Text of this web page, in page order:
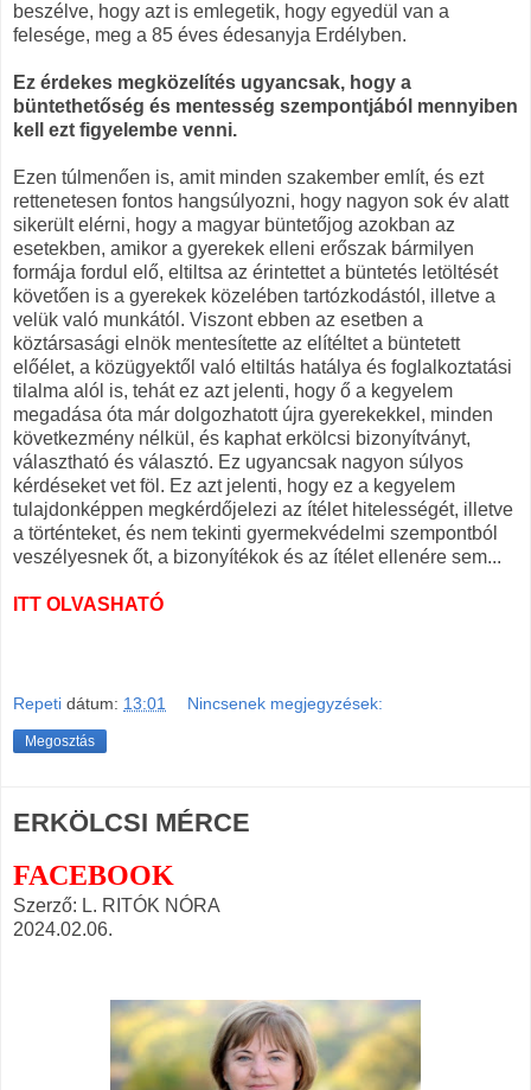
beszélve, hogy azt is emlegetik, hogy egyedül van a
felesége, meg a 85 éves édesanyja Erdélyben.
Ez érdekes megközelítés ugyancsak, hogy a
büntethetőség és mentesség szempontjából mennyiben
kell ezt figyelembe venni.
Ezen túlmenően is, amit minden szakember említ, és ezt
rettenetesen fontos hangsúlyozni, hogy nagyon sok év alatt
sikerült elérni, hogy a magyar büntetőjog azokban az
esetekben, amikor a gyerekek elleni erőszak bármilyen
formája fordul elő, eltiltsa az érintettet a büntetés letöltését
követően is a gyerekek közelében tartózkodástól, illetve a
velük való munkától. Viszont ebben az esetben a
köztársasági elnök mentesítette az elítéltet a büntetett
előélet, a közügyektől való eltiltás hatálya és foglalkoztatási
tilalma alól is, tehát ez azt jelenti, hogy ő a kegyelem
megadása óta már dolgozhatott újra gyerekekkel, minden
következmény nélkül, és kaphat erkölcsi bizonyítványt,
választható és választó. Ez ugyancsak nagyon súlyos
kérdéseket vet föl. Ez azt jelenti, hogy ez a kegyelem
tulajdonképpen megkérdőjelezi az ítélet hitelességét, illetve
a történteket, és nem tekinti gyermekvédelmi szempontból
veszélyesnek őt, a bizonyítékok és az ítélet ellenére sem...
ITT OLVASHATÓ
Repeti dátum: 13:01 Nincsenek megjegyzések:
Megosztás
ERKÖLCSI MÉRCE
FACEBOOK
Szerző: L. RITÓK NÓRA
2024.02.06.